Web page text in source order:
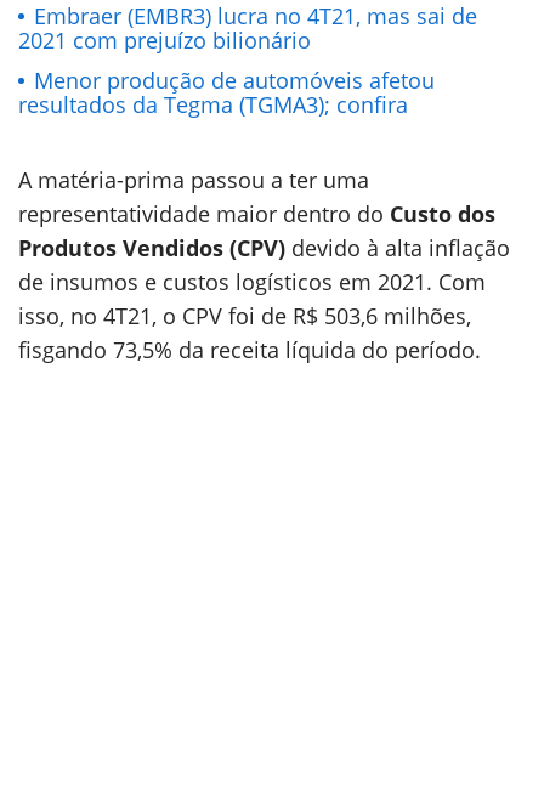
Embraer (EMBR3) lucra no 4T21, mas sai de
2021 com prejuízo bilionário
Menor produção de automóveis afetou
resultados da Tegma (TGMA3); confira
A matéria-prima passou a ter uma
representatividade maior dentro do Custo dos
Produtos Vendidos (CPV) devido à alta inflação
de insumos e custos logísticos em 2021. Com
isso, no 4T21, o CPV foi de R$ 503,6 milhões,
fisgando 73,5% da receita líquida do período.